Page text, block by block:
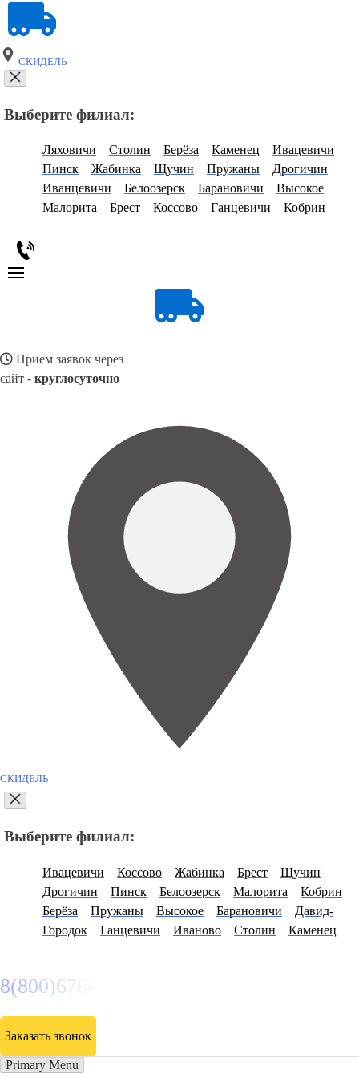
СКИДЕЛЬ
Выберите филиал:
Ляховичи Столин Берёза Каменец
Ивацевичи
Пинск
Жабинка Щучин Пружаны
Дрогичин
Иванцевичи
Белоозерск Барановичи
Высокое
Малорита
Брест Коссово Ганцевичи Кобрин
Прием заявок через
сайт - круглосуточно
СКИДЕЛЬ
Выберите филиал:
Ивацевичи Коссово Жабинка Брест
Щучин
Дрогичин
Пинск Белоозерск Малорита
Кобрин
Берёза
Пружаны Высокое Барановичи
Давид-
Городок
Ганцевичи Иваново Столин Каменец
8(800)6764935
Заказать звонок
Primary Menu